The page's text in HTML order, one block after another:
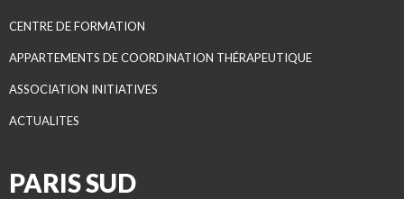
CENTRE DE FORMATION
APPARTEMENTS DE COORDINATION THÉRAPEUTIQUE
ASSOCIATION INITIATIVES
ACTUALITES
PARIS SUD